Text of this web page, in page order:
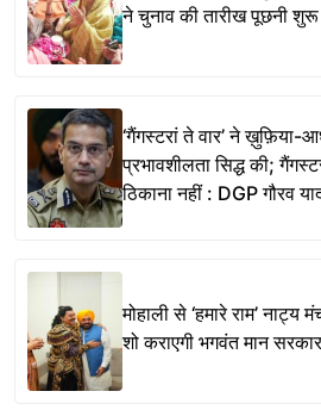
ने चुनाव की तारीख पूछनी
‘गैंगस्टरां ते वार’ ने ख़ुफ़िया-
प्रभावशीलता सिद्ध की;
ठिकाना नहीं : DGP गौरव
मोहाली से ‘हमारे राम’
शो कराएगी भगवंत मान सरकार